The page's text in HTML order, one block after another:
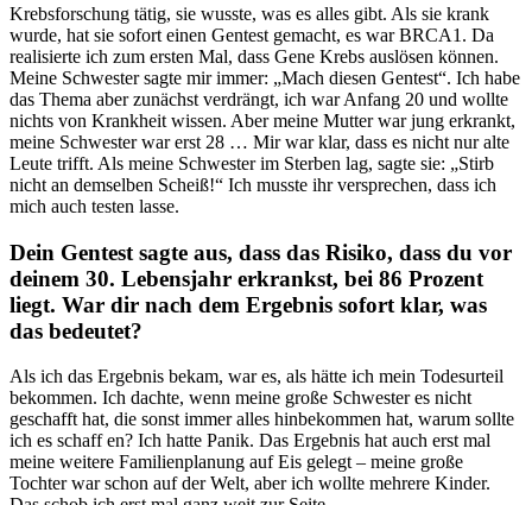
Krebsforschung tätig, sie wusste, was es alles gibt. Als sie krank
wurde, hat sie sofort einen Gentest gemacht, es war BRCA1. Da
realisierte ich zum ersten Mal, dass Gene Krebs auslösen können.
Meine Schwester sagte mir immer: „Mach diesen Gentest“. Ich habe
das Thema aber zunächst verdrängt, ich war Anfang 20 und wollte
nichts von Krankheit wissen. Aber meine Mutter war jung erkrankt,
meine Schwester war erst 28 … Mir war klar, dass es nicht nur alte
Leute trifft. Als meine Schwester im Sterben lag, sagte sie: „Stirb
nicht an demselben Scheiß!“ Ich musste ihr versprechen, dass ich
mich auch testen lasse.
Dein Gentest sagte aus, dass das Risiko, dass du vor
deinem 30. Lebensjahr erkrankst, bei 86 Prozent
liegt. War dir nach dem Ergebnis sofort klar, was
das bedeutet?
Als ich das Ergebnis bekam, war es, als hätte ich mein Todesurteil
bekommen. Ich dachte, wenn meine große Schwester es nicht
geschafft hat, die sonst immer alles hinbekommen hat, warum sollte
ich es schaff en? Ich hatte Panik. Das Ergebnis hat auch erst mal
meine weitere Familienplanung auf Eis gelegt – meine große
Tochter war schon auf der Welt, aber ich wollte mehrere Kinder.